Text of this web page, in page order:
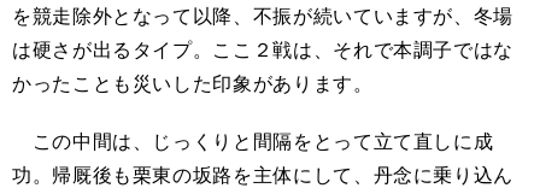
を競走除外となって以降、不振が続いていますが、冬場
は硬さが出るタイプ。ここ２戦は、それで本調子ではな
かったことも災いした印象があります。
この中間は、じっくりと間隔をとって立て直しに成
功。帰厩後も栗東の坂路を主体にして、丹念に乗り込ん